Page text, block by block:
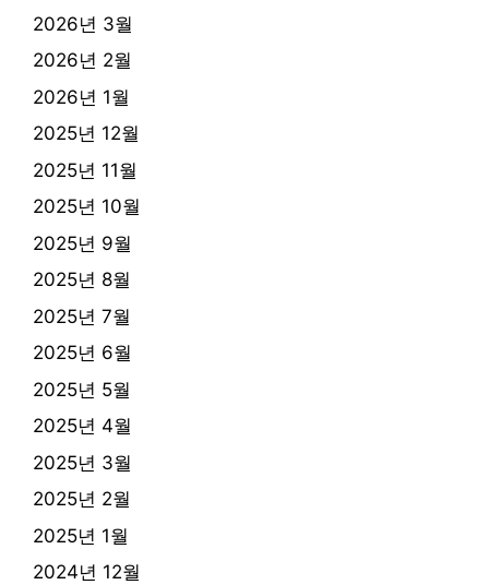
2026년 3월
2026년 2월
2026년 1월
2025년 12월
2025년 11월
2025년 10월
2025년 9월
2025년 8월
2025년 7월
2025년 6월
2025년 5월
2025년 4월
2025년 3월
2025년 2월
2025년 1월
2024년 12월